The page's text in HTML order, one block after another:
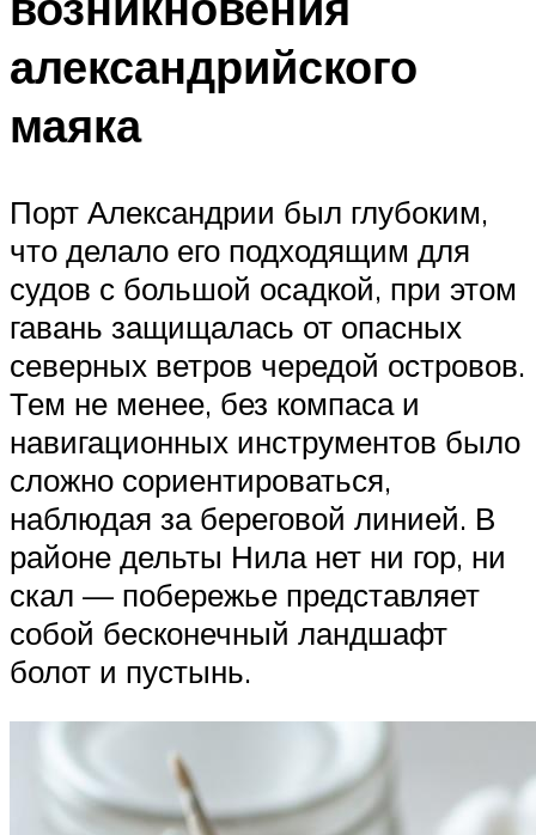
александрийского
маяка
Порт Александрии был глубоким,
что делало его подходящим для
судов с большой осадкой, при этом
гавань защищалась от опасных
северных ветров чередой островов.
Тем не менее, без компаса и
навигационных инструментов было
сложно сориентироваться,
наблюдая за береговой линией. В
районе дельты Нила нет ни гор, ни
скал — побережье представляет
собой бесконечный ландшафт
болот и пустынь.